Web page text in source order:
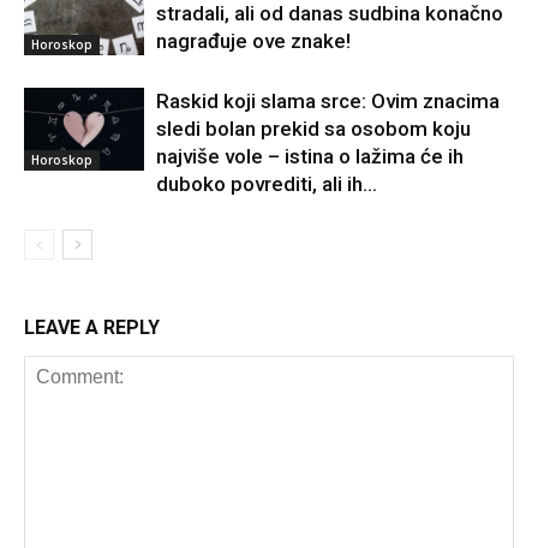
Horoskop
stradali, ali od danas sudbina konačno
nagrađuje ove znake!
Horoskop
Raskid koji slama srce: Ovim znacima
sledi bolan prekid sa osobom koju
najviše vole – istina o lažima će ih
duboko povrediti, ali ih...
LEAVE A REPLY